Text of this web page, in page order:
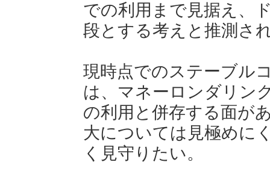
での利用まで見据え、
段とする考えと推測さ
現時点でのステーブル
は、マネーロンダリン
の利用と併存する面が
大については見極めに
く見守りたい。